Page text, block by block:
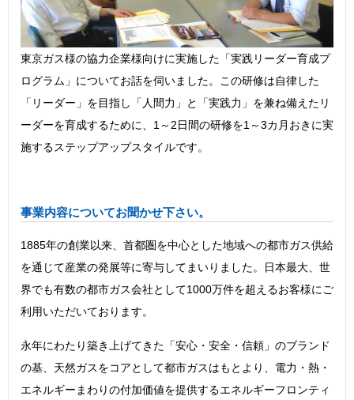
東京ガス様の協力企業様向けに実施した「実践リーダー育成プ
ログラム」についてお話を伺いました。この研修は自律した
「リーダー」を目指し「人間力」と「実践力」を兼ね備えたリ
ーダーを育成するために、1～2日間の研修を1～3カ月おきに実
施するステップアップスタイルです。
事業内容についてお聞かせ下さい。
1885年の創業以来、首都圏を中心とした地域への都市ガス供給
を通じて産業の発展等に寄与してまいりました。日本最大、世
界でも有数の都市ガス会社として1000万件を超えるお客様にご
利用いただいております。
永年にわたり築き上げてきた「安心・安全・信頼」のブランド
の基、天然ガスをコアとして都市ガスはもとより、電力・熱・
エネルギーまわりの付加価値を提供するエネルギーフロンティ